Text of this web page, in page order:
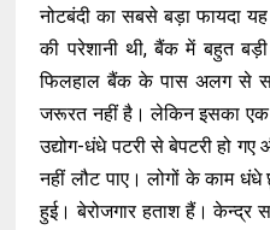
नोटबंदी का सबसे बड़ा फायदा
की परेशानी थी, बैंक में बहुत
फिलहाल बैंक के पास अलग से
जरूरत नहीं है। लेकिन इसका एक
उद्योग-धंधे पटरी से बेपटरी हो
नहीं लौट पाए। लोगों के काम धंधे
हुई। बेरोजगार हताश हैं। केन्द्र